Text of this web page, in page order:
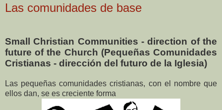
Las comunidades de base
Small Christian Communities - direction of the
future of the Church (Pequeñas Comunidades
Cristianas - dirección del futuro de la Iglesia)
Las pequeñas comunidades cristianas, con el nombre que
ellos dan, se es creciente forma